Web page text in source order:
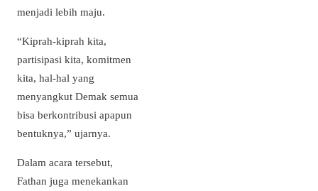
menjadi lebih maju.
“Kiprah-kiprah kita,
partisipasi kita, komitmen
kita, hal-hal yang
menyangkut Demak semua
bisa berkontribusi apapun
bentuknya,” ujarnya.
Dalam acara tersebut,
Fathan juga menekankan